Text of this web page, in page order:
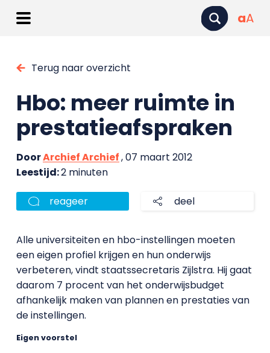
aA
Terug naar overzicht
Hbo: meer ruimte in
prestatieafspraken
DoorArchief Archief, 07 maart 2012
Leestijd:2 minuten
reageer deel
Alle universiteiten en hbo-instellingen moeten
een eigen profiel krijgen en hun onderwijs
verbeteren, vindt staatssecretaris Zijlstra. Hij gaat
daarom 7 procent van het onderwijsbudget
afhankelijk maken van plannen en prestaties van
de instellingen.
Eigen voorstel